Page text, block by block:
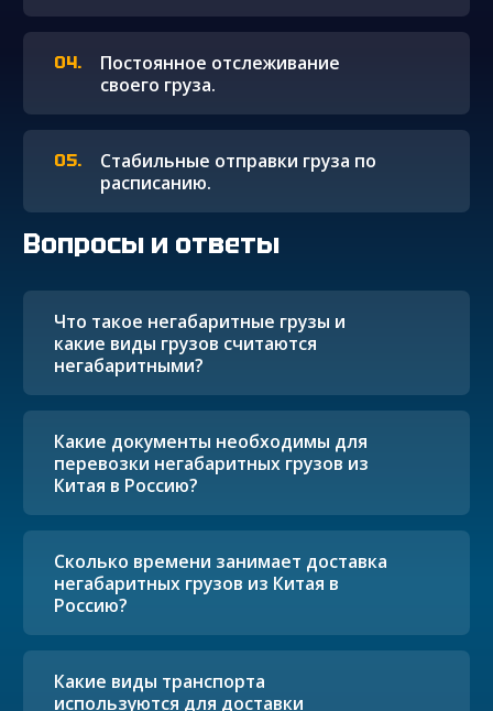
Постоянное отслеживание
своего груза.
Стабильные отправки груза по
расписанию.
Вопросы и ответы
Что такое негабаритные грузы и
какие виды грузов считаются
негабаритными?
Какие документы необходимы для
перевозки негабаритных грузов из
Китая в Россию?
Сколько времени занимает доставка
негабаритных грузов из Китая в
Россию?
Какие виды транспорта
используются для доставки